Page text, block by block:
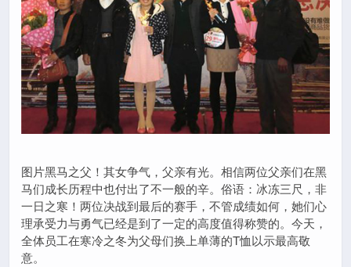
图片黑马之父！其女争气，父亲有光。相信两位父亲们在黑
马们成长历程中也付出了不一般的辛。俗语：冰冻三尺，非
一日之寒！两位决战到最后的赛手，不管成绩如何，她们心
理承受力与勇气已经是到了一定的高度值得称赞的。今天，
全体员工在寒冷之冬为父母们换上单薄的T恤以示最高敬
意。